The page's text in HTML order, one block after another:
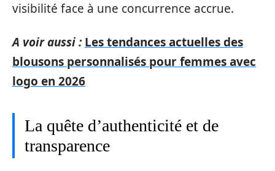
visibilité face à une concurrence accrue.
A voir aussi : Les tendances actuelles des
blousons personnalisés pour femmes avec
logo en 2026
La quête d’authenticité et de
transparence